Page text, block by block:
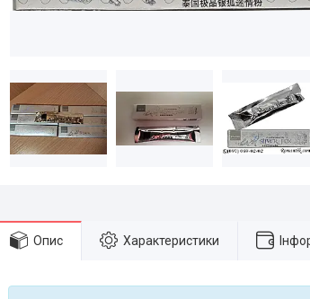
Опис Характеристики